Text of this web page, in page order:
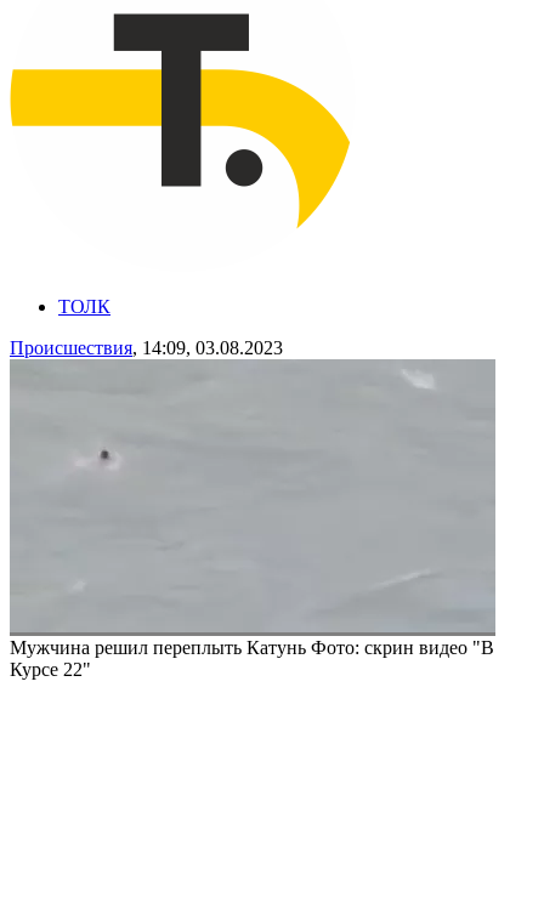
ТОЛК
Происшествия, 14:09, 03.08.2023
Мужчина решил переплыть Катунь Фото: скрин видео "В
Курсе 22"